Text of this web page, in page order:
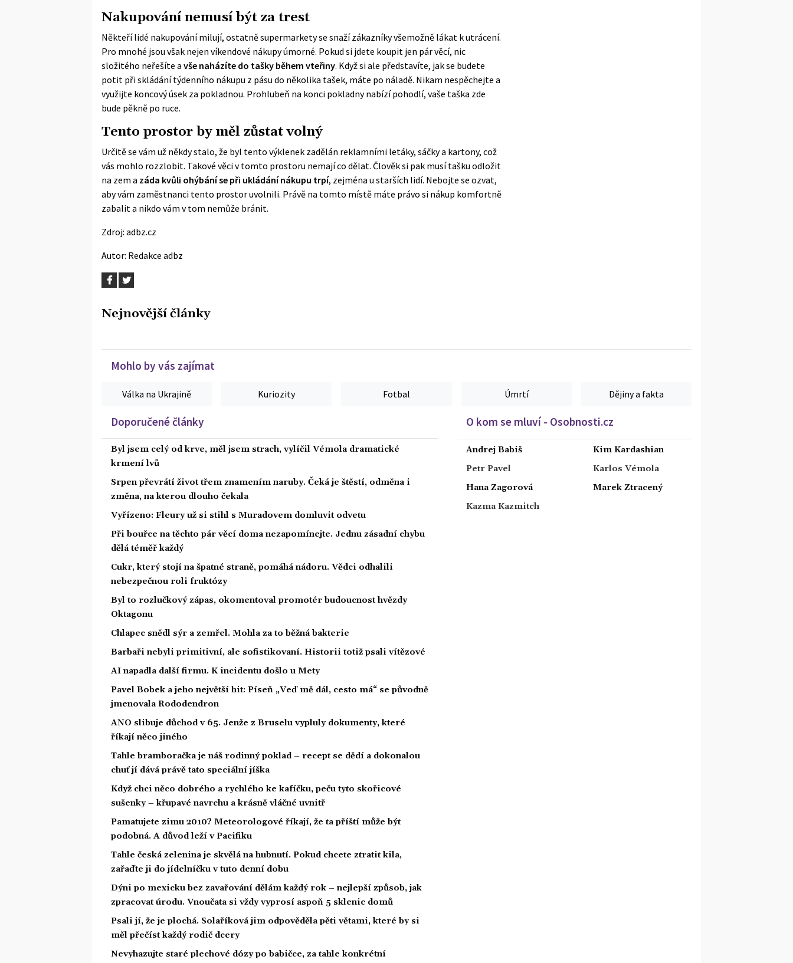
Nakupování nemusí být za trest
Někteří lidé nakupování milují, ostatně supermarkety se snaží zákazníkyvšemožně lákat k utrácení.
Pro mnohé jsou však nejen víkendové nákupy úmorné. Pokud si jdete koupit jen pár věcí, nic
složitého neřešíte a vše naházíte do tašky během vteřiny. Když si ale představíte, jak se budete
potit při skládání týdenního nákupu z pásu do několika tašek, máte po náladě. Nikam nespěchejte a
využijte koncový úsek za pokladnou. Prohlubeň na konci pokladny nabízí pohodlí, vaše taška zde
bude pěkně po ruce.
Tento prostor by měl zůstat volný
Určitě se vám už někdy stalo, že byl tento výklenek zadělán reklamními letáky, sáčky a kartony, což
vás mohlo rozzlobit. Takové věci v tomto prostoru nemají co dělat. Člověk si pak musí tašku odložit
na zem a záda kvůli ohýbání se při ukládání nákupu trpí, zejména u starších lidí. Nebojte se ozvat,
aby vám zaměstnanci tento prostor uvolnili. Právě na tomto místě máte právo si nákup komfortně
zabalit a nikdo vám v tom nemůže bránit.
Zdroj: adbz.cz
Autor: Redakce adbz
Nejnovější články
Mohlo by vás zajímat
Válka na Ukrajině Kuriozity Fotbal Úmrtí Dějiny a fakta
Doporučené články
Byl jsem celý od krve, měl jsem strach, vylíčil Vémola dramatické
krmení lvů
Srpen převrátí život třem znamením naruby. Čeká je štěstí, odměna i
změna, na kterou dlouho čekala
Vyřízeno: Fleury už si stihl s Muradovem domluvit odvetu
Při bouřce na těchto pár věcí doma nezapomínejte. Jednu zásadní chybu
dělá téměř každý
Cukr, který stojí na špatné straně, pomáhá nádoru. Vědci odhalili
nebezpečnou roli fruktózy
Byl to rozlučkový zápas, okomentoval promotér budoucnost hvězdy
Oktagonu
Chlapec snědl sýr a zemřel. Mohla za to běžná bakterie
Barbaři nebyli primitivní, ale sofistikovaní. Historii totiž psali vítězové
AI napadla další firmu. K incidentu došlo u Mety
Pavel Bobek a jeho největší hit: Píseň „Veď mě dál, cesto má“ se původně
jmenovala Rododendron
ANO slibuje důchod v 65. Jenže z Bruselu vypluly dokumenty, které
říkají něco jiného
Tahle bramboračka je náš rodinný poklad – recept se dědí a dokonalou
chuť jí dává právě tato speciální jíška
Když chci něco dobrého a rychlého ke kafíčku, peču tyto skořicové
sušenky – křupavé navrchu a krásně vláčné uvnitř
Pamatujete zimu 2010? Meteorologové říkají, že ta příští může být
podobná. A důvod leží v Pacifiku
Tahle česká zelenina je skvělá na hubnutí. Pokud chcete ztratit kila,
zařaďte ji do jídelníčku v tuto denní dobu
Dýni po mexicku bez zavařování dělám každý rok – nejlepší způsob, jak
zpracovat úrodu. Vnoučata si vždy vyprosí aspoň 5 sklenic domů
Psali jí, že je plochá. Solaříková jim odpověděla pěti větami, které by si
měl přečíst každý rodič dcery
Nevyhazujte staré plechové dózy po babičce, za tahle konkrétní
O kom se mluví - Osobnosti.cz
Andrej Babiš
Petr Pavel
Hana Zagorová
Kazma Kazmitch
Kim Kardashian
Karlos Vémola
Marek Ztracený